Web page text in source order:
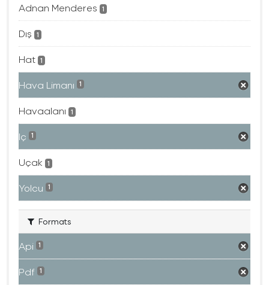
Adnan Menderes 1
Dış 1
Hat 1
Hava Limanı 1
Havaalanı 1
Iç 1
Uçak 1
Yolcu 1
Formats
Api 1
Pdf 1